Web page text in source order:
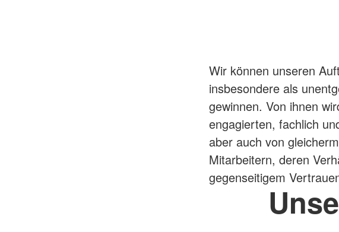
Wir können unseren
insbesondere als
gewinnen. Von ihnen
engagierten, fachlich
aber auch von
Mitarbeitern, deren
gegenseitigem